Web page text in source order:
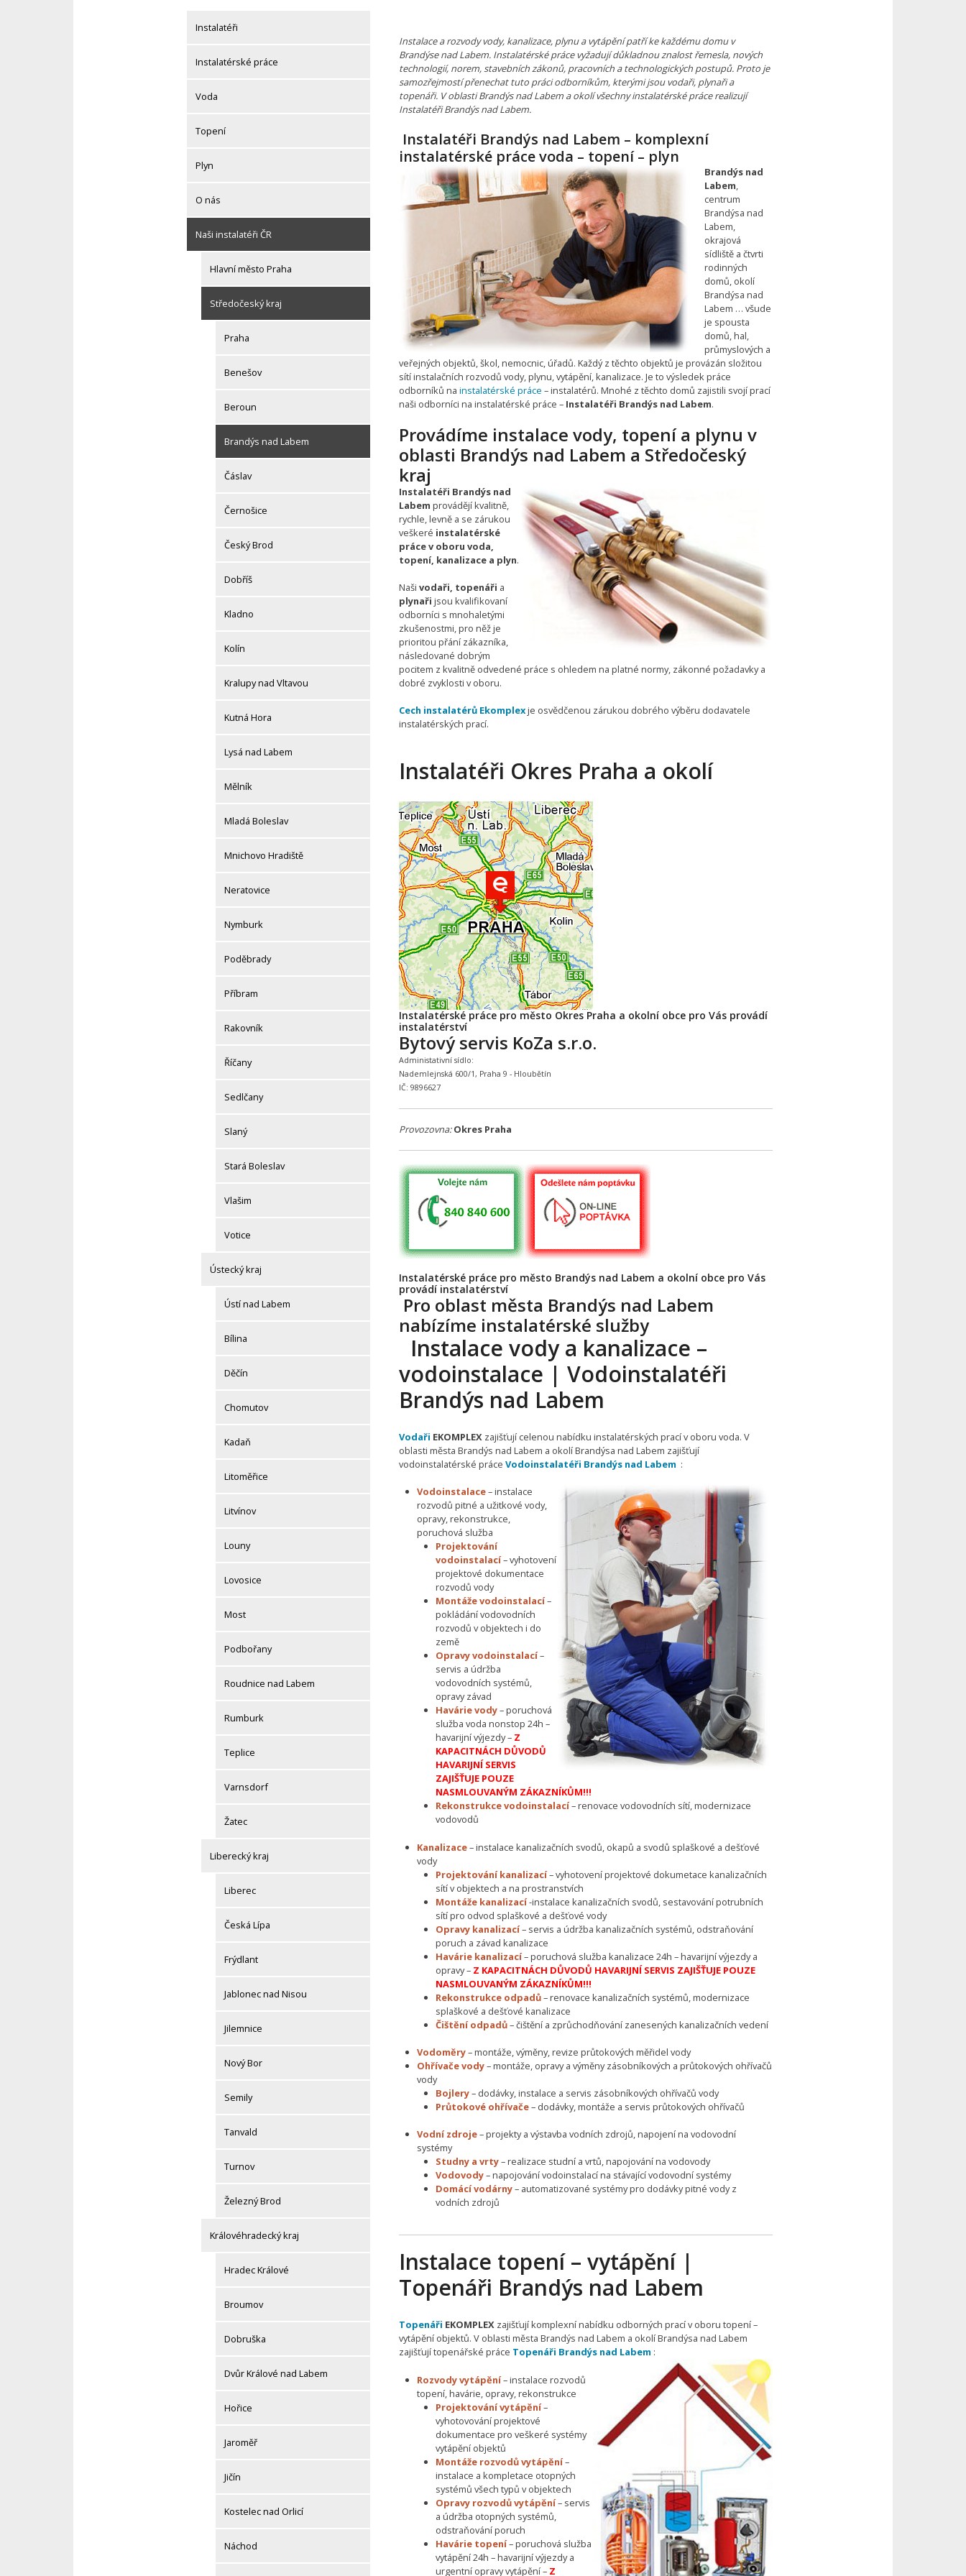
Instalatéři
Instalatérské práce
Voda
Topení
Plyn
O nás
Naši instalatéři ČR
Hlavní město Praha
Středočeský kraj
Praha
Benešov
Beroun
Brandýs nad Labem
Čáslav
Černošice
Český Brod
Dobříš
Kladno
Kolín
Kralupy nad Vltavou
Kutná Hora
Lysá nad Labem
Mělník
Mladá Boleslav
Mnichovo Hradiště
Neratovice
Nymburk
Poděbrady
Příbram
Rakovník
Říčany
Sedlčany
Slaný
Stará Boleslav
Vlašim
Votice
Ústecký kraj
Ústí nad Labem
Bílina
Děčín
Chomutov
Kadaň
Litoměřice
Litvínov
Louny
Lovosice
Most
Podbořany
Roudnice nad Labem
Rumburk
Teplice
Varnsdorf
Žatec
Liberecký kraj
Liberec
Česká Lípa
Frýdlant
Jablonec nad Nisou
Jilemnice
Nový Bor
Semily
Tanvald
Turnov
Železný Brod
Královéhradecký kraj
Hradec Králové
Broumov
Dobruška
Dvůr Králové nad Labem
Hořice
Jaroměř
Jičín
Kostelec nad Orlicí
Náchod
Instalace a rozvody vody, kanalizace, plynu a vytápění patří ke každému domu v
Brandýse nad Labem. Instalatérské práce vyžadují důkladnou znalost řemesla, nových
technologií, norem, stavebních zákonů, pracovních a technologických postupů. Proto je
samozřejmostí přenechat tuto práci odborníkům, kterými jsou vodaři, plynaři a
topenáři. V oblasti Brandýs nad Labem a okolí všechny instalatérské práce realizují
Instalatéři Brandýs nad Labem.
Instalatéři Brandýs nad Labem – komplexní
instalatérské práce voda – topení – plyn
Brandýs nad
Labem
centrum
Brandýsa nad
Labem,
okrajová
sídliště a čtvrti
rodinných
domů, okolí
Brandýsa nad
Labem … všude
je spousta
domů, hal,
průmyslových a
veřejných objektů, škol, nemocnic, úřadů. Každý z těchto objektů je provázán složitou
sítí instalačních rozvodů vody, plynu, vytápění, kanalizace. Je to výsledek práce
odborníků na instalatérské práce – instalatérů. Mnohé z těchto domů zajistili svojí prací
naši odborníci na instalatérské práce – Instalatéři Brandýs nad Labem.
Provádíme instalace vody, topení a plynu v
oblasti Brandýs nad Labem a Středočeský
kraj
Instalatéři Brandýs nad
Labem provádějí kvalitně,
rychle, levně a se zárukou
veškeré instalatérské
práce v oboru voda,
topení, kanalizace a plyn.
Naši vodaři, topenáři a
plynaři jsou kvalifikovaní
odborníci s mnohaletými
zkušenostmi, pro něž je
prioritou přání zákazníka,
následované dobrým
pocitem z kvalitně odvedené práce s ohledem na platné normy, zákonné požadavky a
dobré zvyklosti v oboru.
Cech instalatérů Ekomplexje osvědčenou zárukou dobrého výběru dodavatele
instalatérských prací.
Instalatéři Okres Praha a okolí
Instalatérské práce pro město Okres Praha a okolní obce pro Vás provádí
instalatérství
Bytový servis KoZa s.r.o.
Administativní sídlo:
Nademlejnská 600/1, Praha 9 - Hloubětín
IČ: 9896627
Provozovna: Okres Praha
Instalatérské práce pro město Brandýs nad Labem a okolní obce pro Vás
provádí instalatérství
Pro oblast města Brandýs nad Labem
nabízíme instalatérské služby
Instalace vody a kanalizace –
vodoinstalace | Vodoinstalatéři
Brandýs nad Labem
Vodaři EKOMPLEXzajišťují celenou nabídku instalatérských prací v oboru voda. V
oblasti města Brandýs nad Labem a okolí Brandýsa nad Labem zajišťují
vodoinstalatérské práce Vodoinstalatéři Brandýs nad Labem :
Vodoinstalace– instalace
rozvodů pitné a užitkové vody,
opravy, rekonstrukce,
poruchová služba
Projektování
vodoinstalací– vyhotovení
projektové dokumentace
rozvodů vody
Montáže vodoinstalací–
pokládání vodovodních
rozvodů v objektech i do
země
Opravy vodoinstalací–
servis a údržba
vodovodních systémů,
opravy závad
Havárie vody– poruchová
služba voda nonstop 24h –
havarijní výjezdy – Z
KAPACITNÁCH DŮVODŮ
HAVARIJNÍ SERVIS
ZAJIŠŤUJE POUZE
NASMLOUVANÝM ZÁKAZNÍKŮM!!!
Rekonstrukce vodoinstalací– renovace vodovodních sítí, modernizace
vodovodů
Kanalizace– instalace kanalizačních svodů, okapů a svodů splaškové a dešťové
vody
Projektování kanalizací– vyhotovení projektové dokumetace kanalizačních
sítí v objektech a na prostranstvích
Montáže kanalizací-instalace kanalizačních svodů, sestavování potrubních
sítí pro odvod splaškové a dešťové vody
Opravy kanalizací– servis a údržba kanalizačních systémů, odstraňování
poruch a závad kanalizace
Havárie kanalizací– poruchová služba kanalizace 24h – havarijní výjezdy a
opravy – Z KAPACITNÁCH DŮVODŮ HAVARIJNÍ SERVIS ZAJIŠŤUJE POUZE
NASMLOUVANÝM ZÁKAZNÍKŮM!!!
Rekonstrukce odpadů– renovace kanalizačních systémů, modernizace
splaškové a dešťové kanalizace
Čištění odpadů– čištění a zprůchodňování zanesených kanalizačních vedení
Vodoměry– montáže, výměny, revize průtokových měřidel vody
Ohřívače vody– montáže, opravy a výměny zásobníkových a průtokových ohřívačů
vody
Bojlery– dodávky, instalace a servis zásobníkových ohřívačů vody
Průtokové ohřívače– dodávky, montáže a servis průtokových ohřívačů
Vodní zdroje– projekty a výstavba vodních zdrojů, napojení na vodovodní
systémy
Studny a vrty– realizace studní a vrtů, napojování na vodovody
Vodovody– napojování vodoinstalací na stávající vodovodní systémy
Domácí vodárny– automatizované systémy pro dodávky pitné vody z
vodních zdrojů
Instalace topení – vytápění |
Topenáři Brandýs nad Labem
Topenáři EKOMPLEX zajišťují komplexní nabídku odborných prací v oboru topení –
vytápění objektů. V oblasti města Brandýs nad Labem a okolí Brandýsa nad Labem
zajišťují topenářské práce Topenáři Brandýs nad Labem :
Rozvody vytápění– instalace rozvodů
topení, havárie, opravy, rekonstrukce
Projektování vytápění–
vyhotovování projektové
dokumentace pro veškeré systémy
vytápění objektů
Montáže rozvodů vytápění–
instalace a kompletace otopných
systémů všech typů v objektech
Opravy rozvodů vytápění– servis
a údržba otopných systémů,
odstraňování poruch
Havárie topení– poruchová služba
vytápění 24h – havarijní výjezdy a
urgentní opravy vytápění – Z